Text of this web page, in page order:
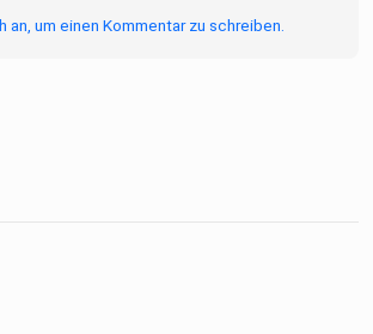
an, um einen Kommentar zu schreiben.